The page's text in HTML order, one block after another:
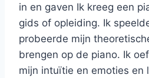
in en gaven Ik kreeg een
gids of opleiding. Ik
probeerde mijn
brengen op de piano. Ik
mijn intuïtie en emoties en